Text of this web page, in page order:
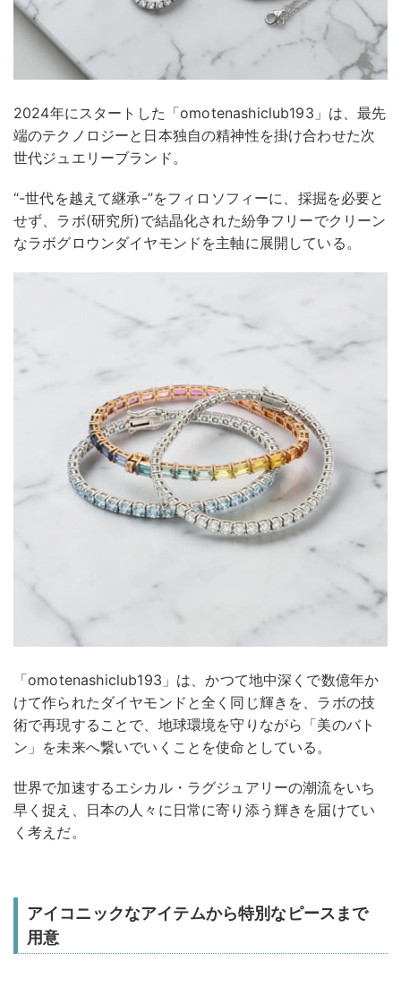
2024年にスタートした「omotenashiclub193」は、最先
端のテクノロジーと日本独自の精神性を掛け合わせた次
世代ジュエリーブランド。
“-世代を越えて継承-”をフィロソフィーに、採掘を必要と
せず、ラボ(研究所)で結晶化された紛争フリーでクリーン
なラボグロウンダイヤモンドを主軸に展開している。
「omotenashiclub193」は、かつて地中深くで数億年か
けて作られたダイヤモンドと全く同じ輝きを、ラボの技
術で再現することで、地球環境を守りながら「美のバト
ン」を未来へ繋いでいくことを使命としている。
世界で加速するエシカル・ラグジュアリーの潮流をいち
早く捉え、日本の人々に日常に寄り添う輝きを届けてい
く考えだ。
アイコニックなアイテムから特別なピースまで
用意